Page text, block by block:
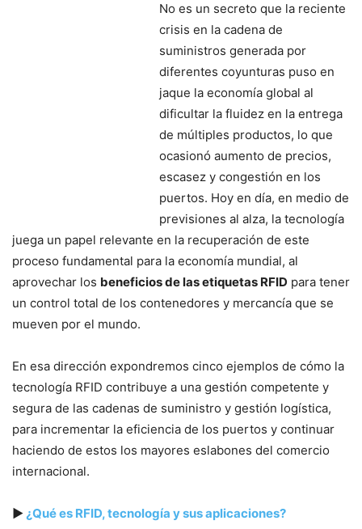
No es un secreto que la reciente
crisis en la cadena de
suministros generada por
diferentes coyunturas puso en
jaque la economía global al
dificultar la fluidez en la entrega
de múltiples productos, lo que
ocasionó aumento de precios,
escasez y congestión en los
puertos. Hoy en día, en medio de
previsiones al alza, la tecnología
juega un papel relevante en la recuperación de este
proceso fundamental para la economía mundial, al
aprovechar los beneficios de las etiquetas RFID para tener
un control total de los contenedores y mercancía que se
mueven por el mundo.
En esa dirección expondremos cinco ejemplos de cómo la
tecnología RFID contribuye a una gestión competente y
segura de las cadenas de suministro y gestión logística,
para incrementar la eficiencia de los puertos y continuar
haciendo de estos los mayores eslabones del comercio
internacional.
▶¿Qué es RFID, tecnología y sus aplicaciones?